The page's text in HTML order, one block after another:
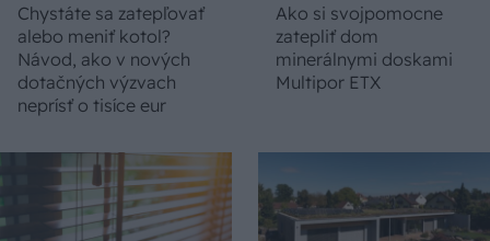
Chystáte sa zatepľovať
alebo meniť kotol?
Návod, ako v nových
dotačných výzvach
neprísť o tisíce eur
Ako si svojpomocne
zatepliť dom
minerálnymi doskami
Multipor ETX